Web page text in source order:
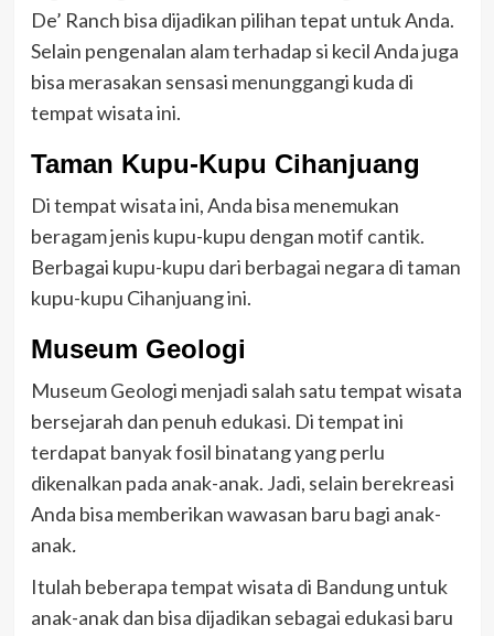
De’ Ranch bisa dijadikan pilihan tepat untuk Anda.
Selain pengenalan alam terhadap si kecil Anda juga
bisa merasakan sensasi menunggangi kuda di
tempat wisata ini.
Taman Kupu-Kupu Cihanjuang
Di tempat wisata ini, Anda bisa menemukan
beragam jenis kupu-kupu dengan motif cantik.
Berbagai kupu-kupu dari berbagai negara di taman
kupu-kupu Cihanjuang ini.
Museum Geologi
Museum Geologi menjadi salah satu tempat wisata
bersejarah dan penuh edukasi. Di tempat ini
terdapat banyak fosil binatang yang perlu
dikenalkan pada anak-anak. Jadi, selain berekreasi
Anda bisa memberikan wawasan baru bagi anak-
anak.
Itulah beberapa tempat wisata di Bandung untuk
anak-anak dan bisa dijadikan sebagai edukasi baru